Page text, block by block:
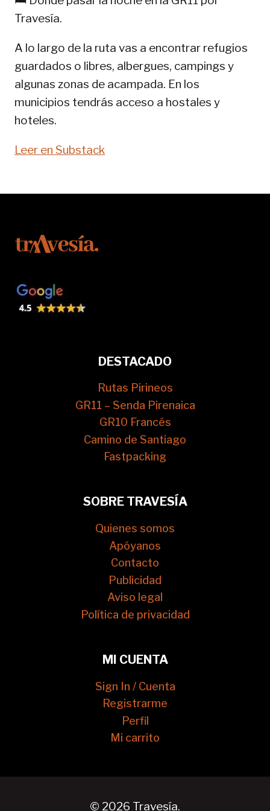
11-
Travesía.
A lo largo de la ruta vas a encontrar refugios
guardados o libres, albergues, campings y
algunas zonas de acampada. En los
municipios tendrás acceso a hostales y
hoteles.
Leer en Substack
DESTACADO
Rutas Pirineos
GR11 – Senda Pirenaica
GR10 Francés
Camino de Santiago
Fastpacking
SOBRE TRAVESÍA
Quienes somos
Apóyanos
Contacto
Publicidad
Aviso legal
Política de privacidad
MI CUENTA
Sign In / Cuenta
Registrarme
Perfil
Mi carrito
© 2026 Travesía.